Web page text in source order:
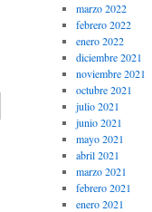
marzo 2022
febrero 2022
enero 2022
diciembre 2021
noviembre 2021
octubre 2021
julio 2021
junio 2021
mayo 2021
abril 2021
marzo 2021
febrero 2021
enero 2021